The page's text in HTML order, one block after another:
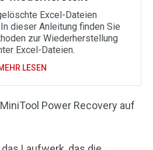
Excel-Dateien
dieser Anleitung finden Sie
zur Wiederherstellung
Excel-Dateien.
LESEN
Power Recovery auf